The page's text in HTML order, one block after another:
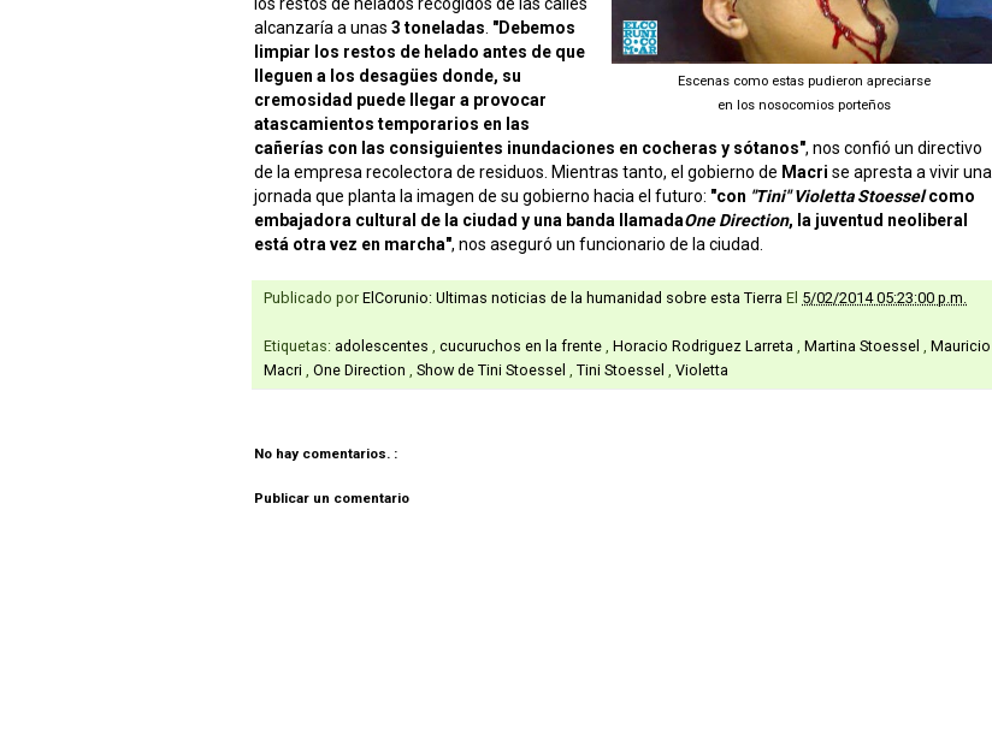
Escenas como estas pudieron apreciarse
en los nosocomios porteños
alcanzaría a unas 3 toneladas "Debemos
limpiar los restos de helado antes de que
lleguen a los desagües donde, su
cremosidad puede llegar a provocar
atascamientos temporarios en las
cañerías con las consiguientes inundaciones en cocheras y sótanos", nos confió un directivo
de la empresa recolectora de residuos. Mientras tanto, el gobierno de Macri se apresta a vivir una
jornada que planta la imagen de su gobierno hacia el futuro: "con "Tini" Violetta Stoessel como
embajadora cultural de la ciudad y una banda llamadaOne Direction, la juventud neoliberal
está otra vez en marcha", nos aseguró un funcionario de la ciudad.
Publicado por ElCorunio: Ultimas noticias de la humanidad sobre esta Tierra El 5/02/2014 05:23:00 p.m.
Etiquetas: adolescentes cucuruchos en la frente Horacio Rodriguez Larreta Martina Stoessel
Mauricio
Macri
One Direction Show de Tini Stoessel Tini Stoessel Violetta
No hay comentarios. :
Publicar un comentario